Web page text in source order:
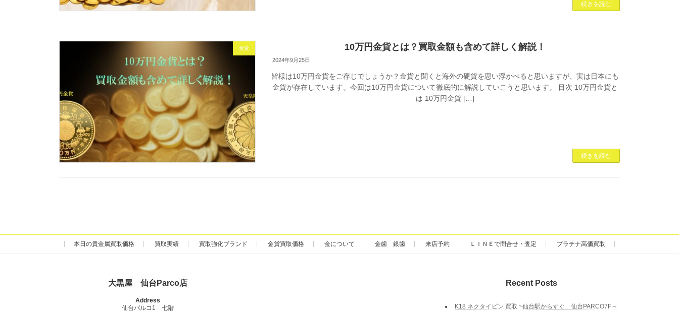
続きを読む
金貨 10万円金貨とは？買取金額も含めて詳しく解説！
2024年9月25日
皆様は10万円金貨をご存じでしょうか？金貨と聞くと海外の硬貨を思い浮かべると思いますが、実は日本にも
金貨が存在しています。今回は10万円金貨について徹底的に解説していこうと思います。 目次 10万円金貨と
は 10万円金貨 […]
続きを読む
本日の貴金属買取価格 買取実績 買取強化ブランド 金貨買取価格 金について 金歯 銀歯 来店予約 ＬＩＮＥで問合せ・査定 プラチナ高価買取
大黒屋 仙台Parco店
Address
仙台パルコ1 七階
Recent Posts
K18 ネクタイピン 買取 ~仙台駅からすぐ 仙台PARCO7F～